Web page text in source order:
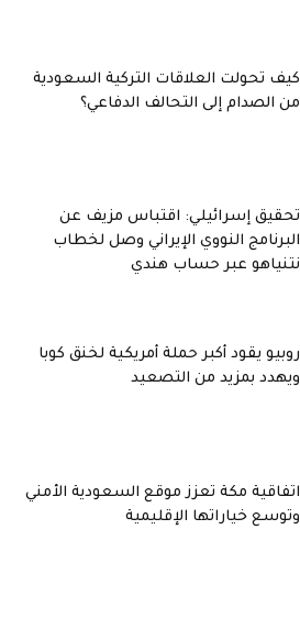
كيف تحولت العلاقات التركية السعودية
من الصدام إلى التحالف الدفاعي؟
تحقيق إسرائيلي: اقتباس مزيف عن
البرنامج النووي الإيراني وصل لخطاب
نتنياهو عبر حساب هندي
روبيو يقود أكبر حملة أمريكية لخنق كوبا
ويهدد بمزيد من التصعيد
اتفاقية مكة تعزز موقع السعودية الأمني
وتوسع خياراتها الإقليمية